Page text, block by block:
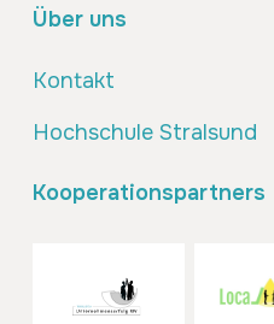
Über uns
Kontakt
Hochschule Stralsund
Kooperationspartners